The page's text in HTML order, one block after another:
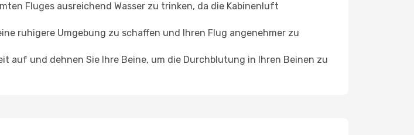
Fluges ausreichend Wasser zu trinken, da die Kabinenluft
ruhigere Umgebung zu schaffen und Ihren Flug angenehmer zu
auf und dehnen Sie Ihre Beine, um die Durchblutung in Ihren Beinen zu